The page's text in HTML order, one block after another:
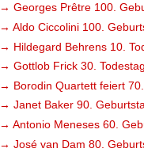
→ Georges Prêtre 100.
→ Aldo Ciccolini 100.
→ Hildegard Behrens 10.
→ Gottlob Frick 30. Todestag
→ Borodin Quartett feiert
→ Janet Baker 90.
→ Antonio Meneses 60.
→ José van Dam 80.